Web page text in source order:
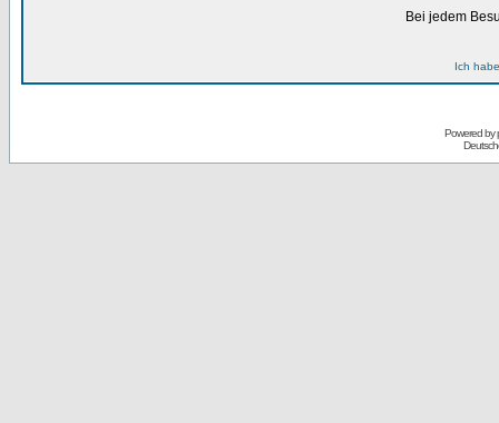
Bei jedem
Ich
Powered by